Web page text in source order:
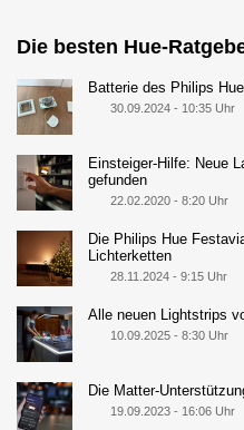
Die besten Hue-
Batterie des Philips
30.09.2024 - 10:35 Uhr
Einsteiger-Hilfe: Neue
gefunden
22.02.2020 - 8:20 Uhr
Die Philips Hue
Lichterketten
28.11.2024 - 9:15 Uhr
Alle neuen Lightstrips
10.09.2025 - 8:30 Uhr
Die Matter-
19.09.2023 - 16:06 Uhr